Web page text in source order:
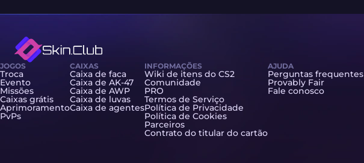
JOGOS
Troca
Evento
Missões
Caixas grátis
Aprimoramento
PvPs
CAIXAS
Caixa de faca
Caixa de AK-47
Caixa de AWP
Caixa de luvas
Caixa de agentes
INFORMAÇÕES
Wiki de itens do CS2
Comunidade
PRO
Termos de Serviço
Política de Privacidade
Política de Cookies
Parceiros
Contrato do titular do cartão
AJUDA
Perguntas frequentes
Provably Fair
Fale conosco